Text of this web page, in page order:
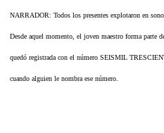
NARRADOR: Todos los presentes explotaron en
Desde aquel momento, el joven maestro forma parte
quedó registrada con el número SEISMIL
cuando alguien le nombra ese número.